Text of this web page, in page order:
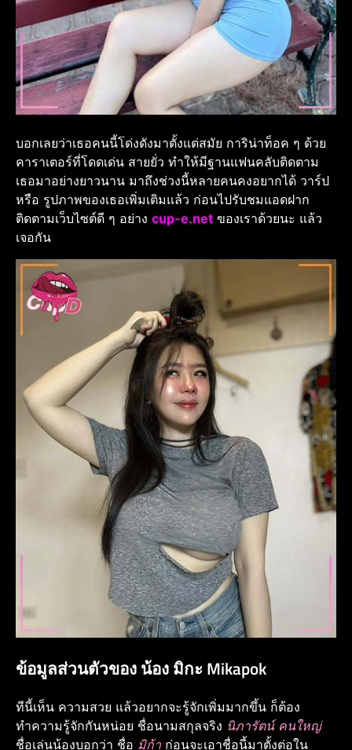
บอกเลยว่าเธอคนนี้โด่งดังมาตั้งแต่สมัย การิน่าท็อค ๆ ด้วย
คาราเตอร์ที่โดดเด่น สายยั่ว ทำให้มีฐานแฟนคลับติดตาม
เธอมาอย่างยาวนาน มาถึงช่วงนี้หลายคนคงอยากได้ วาร์ป
หรือ รูปภาพของเธอเพิ่มเติมแล้ว ก่อนไปรับชมแอดฝาก
ติดตามเว็บไซต์ดี ๆ อย่าง cup-e.net ของเราด้วยนะ แล้ว
เจอกัน
ข้อมูลส่วนตัวของ น้อง มิกะ Mikapok
ทีนี้เห็น ความสวย แล้วอยากจะรู้จักเพิ่มมากขึ้น ก็ต้อง
ทำความรู้จักกันหน่อย ชื่อนามสกุลจริง นิภารัตน์ คนใหญ่
ชื่อเล่นน้องบอกว่า ชื่อ มิก้า ก่อนจะเอาชื่อนี้มาตั้งต่อใน